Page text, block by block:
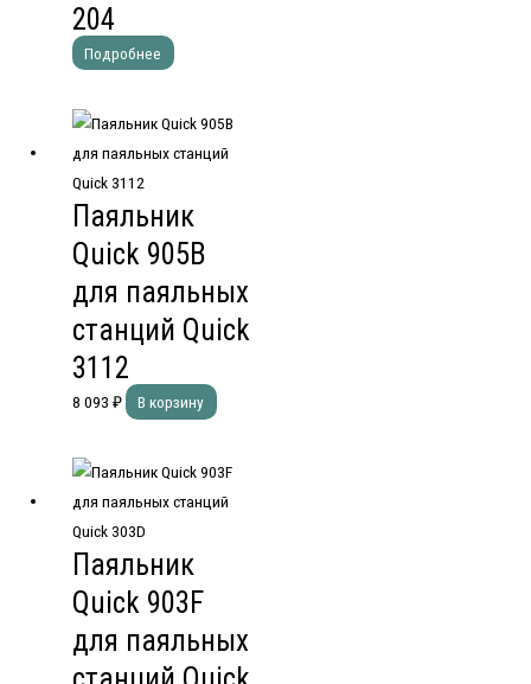
204
Подробнее
Паяльник
Quick 905B
для паяльных
станций Quick
3112
8 093₽ В корзину
Паяльник
Quick 903F
для паяльных